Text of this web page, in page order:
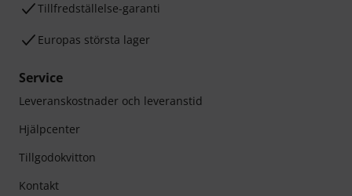
Tillfredställelse-garanti
Europas största lager
Service
Leveranskostnader och leveranstid
Hjälpcenter
Tillgodokvitton
Kontakt